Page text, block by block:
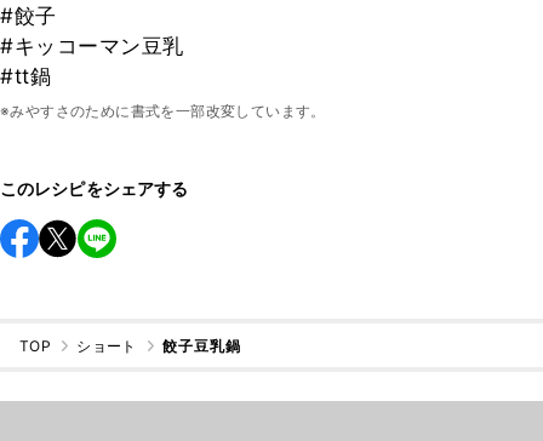
#餃子
#キッコーマン豆乳
#tt鍋
※みやすさのために書式を一部改変しています。
このレシピをシェアする
TOP ショート 餃子豆乳鍋